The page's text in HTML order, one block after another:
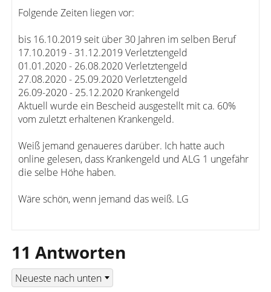
Folgende Zeiten liegen vor:
bis 16.10.2019 seit über 30 Jahren im selben Beruf
17.10.2019 - 31.12.2019 Verletztengeld
01.01.2020 - 26.08.2020 Verletztengeld
27.08.2020 - 25.09.2020 Verletztengeld
26.09-2020 - 25.12.2020 Krankengeld
Aktuell wurde ein Bescheid ausgestellt mit ca. 60%
vom zuletzt erhaltenen Krankengeld.
Weiß jemand genaueres darüber. Ich hatte auch
online gelesen, dass Krankengeld und ALG 1 ungefähr
die selbe Höhe haben.
Wäre schön, wenn jemand das weiß. LG
11 Antworten